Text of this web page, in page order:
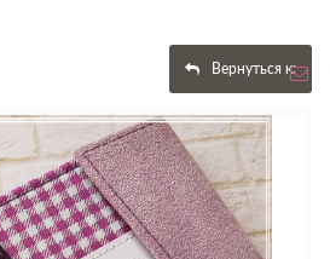
Вернуться к: